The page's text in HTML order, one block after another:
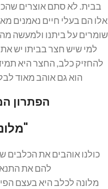
בבית. לא סתם אוצרים
אלו הם בעלי חיים נאמנים
שומרים על ביתנו ולמעשה
למי שיש חצר בביתו יש
להחזיק כלב, החצר היא
הוא גם אוהב מאוד
הפתרון
כולנו אוהבים את הכלבים
להם את
מלונה לכלב היא בעצם